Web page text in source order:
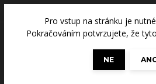
Pro vstup na stránku je
Pokračováním potvrzujete, že
NE